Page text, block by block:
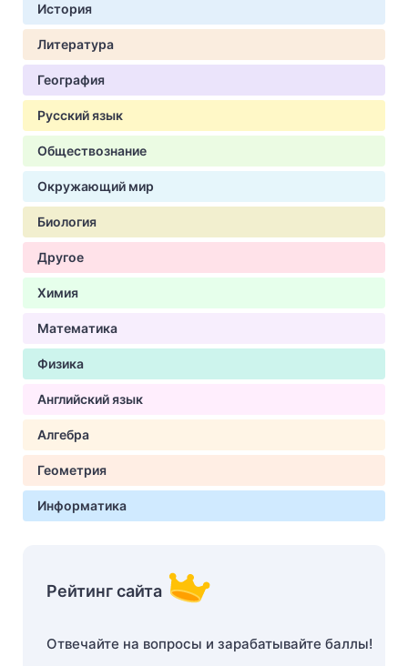
История
Литература
География
Русский язык
Обществознание
Окружающий мир
Биология
Другое
Химия
Математика
Физика
Английский язык
Алгебра
Геометрия
Информатика
Рейтинг сайта
Отвечайте на вопросы и зарабатывайте баллы!